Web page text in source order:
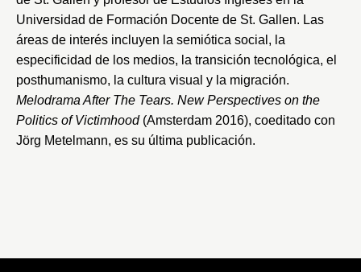
Universidad de Formación Docente de St. Gallen. Las
áreas de interés incluyen la semiótica social, la
especificidad de los medios, la transición tecnológica, el
posthumanismo, la cultura visual y la migración.
Melodrama After The Tears. New Perspectives on the
Politics of Victimhood(Amsterdam 2016), coeditado con
Jörg Metelmann, es su última publicación.